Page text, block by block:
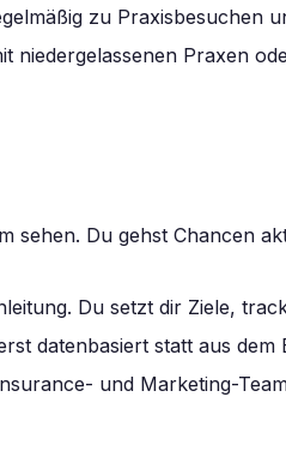
zu Praxisbesuchen
niedergelassenen Praxen
sehen. Du gehst Chancen
Du setzt dir Ziele,
datenbasiert statt aus dem
und Marketing-